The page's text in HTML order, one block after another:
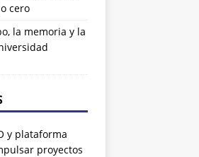
cero
la memoria y la
y plataforma
proyectos